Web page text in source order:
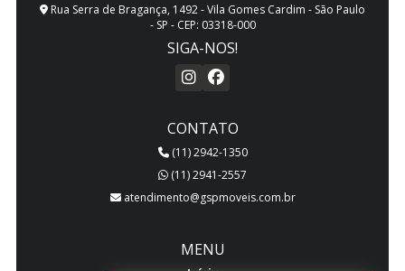
Rua Serra de Bragança, 1492 - Vila Gomes Cardim - São Paulo
- SP - CEP: 03318-000
SIGA-NOS!
CONTATO
(11) 2942-1350
(11) 2941-2557
atendimento@gspmoveis.com.br
MENU